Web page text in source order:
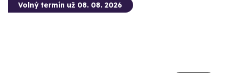
Volný termín už 08. 08. 2026